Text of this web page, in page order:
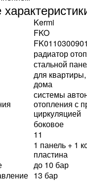
Kermi
FKO
радиатор
стальной
для
дома
системы
отопления с
циркуляцией
боковое
11
1 панель + 1
пластина
до 10 бар
13 бар